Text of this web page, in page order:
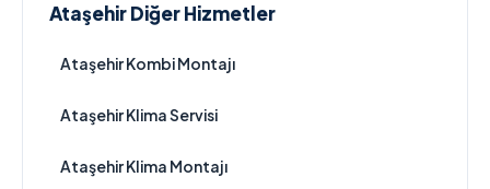
Ataşehir Diğer Hizmetler
Ataşehir Kombi Montajı
Ataşehir Klima Servisi
Ataşehir Klima Montajı